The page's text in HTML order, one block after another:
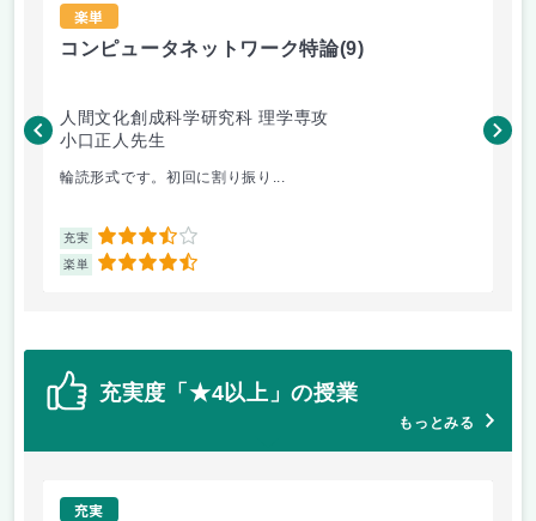
楽単
コンピュータネットワーク特論(9)
人間文化創成科学研究科 理学専攻
小口正人先生
輪読形式です。初回に割り振り...
充実 3.5
楽単 4.5
森
充実度「★4以上」の授業
もっとみる
充実